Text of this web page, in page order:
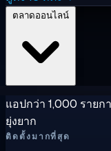
แอปกว่า 1,000 รายก
ยุ่งยาก
ติดตั้งมากที่สุด